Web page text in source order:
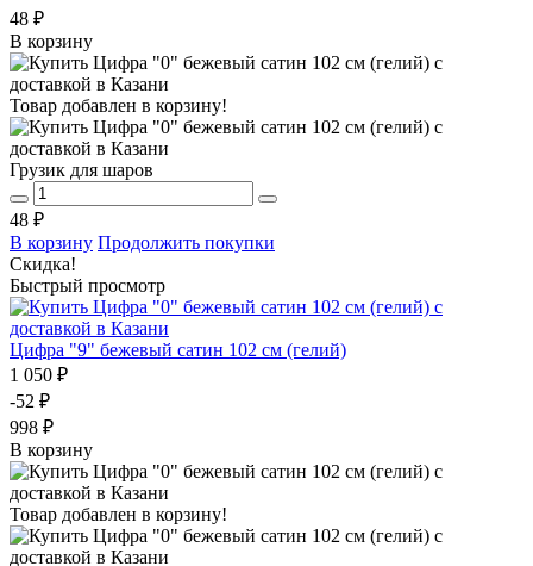
48 ₽
В корзину
Товар добавлен в корзину!
Грузик для шаров
48 ₽
В корзину Продолжить покупки
Скидка!
Быстрый просмотр
Цифра "9" бежевый сатин 102 см (гелий)
1 050 ₽
-52 ₽
998 ₽
В корзину
Товар добавлен в корзину!